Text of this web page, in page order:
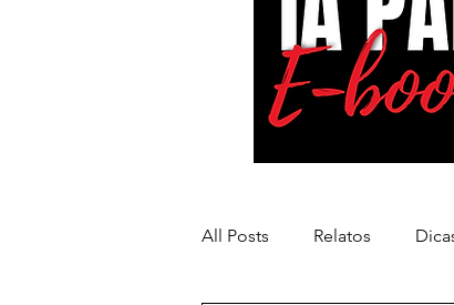
All Posts Relatos